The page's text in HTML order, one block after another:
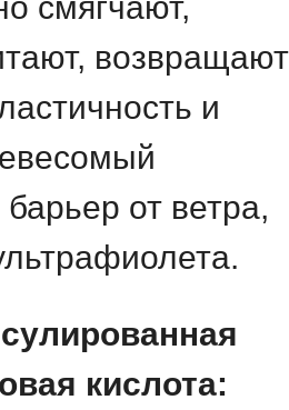
возвращают
и
от ветра,
кислота: